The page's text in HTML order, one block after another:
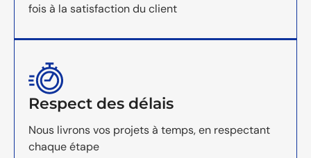
fois à la satisfaction du client
Respect des délais
Nous livrons vos projets à temps, en respectant
chaque étape